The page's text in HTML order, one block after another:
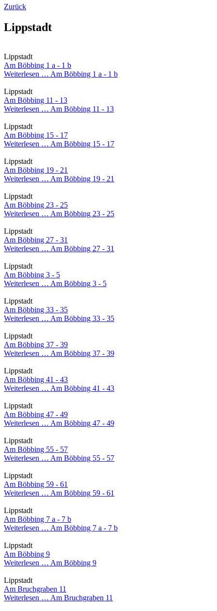
Zurück
Lippstadt
Lippstadt
Am Böbbing 1 a - 1 b
Weiterlesen … Am Böbbing 1 a - 1 b
Lippstadt
Am Böbbing 11 - 13
Weiterlesen … Am Böbbing 11 - 13
Lippstadt
Am Böbbing 15 - 17
Weiterlesen … Am Böbbing 15 - 17
Lippstadt
Am Böbbing 19 - 21
Weiterlesen … Am Böbbing 19 - 21
Lippstadt
Am Böbbing 23 - 25
Weiterlesen … Am Böbbing 23 - 25
Lippstadt
Am Böbbing 27 - 31
Weiterlesen … Am Böbbing 27 - 31
Lippstadt
Am Böbbing 3 - 5
Weiterlesen … Am Böbbing 3 - 5
Lippstadt
Am Böbbing 33 - 35
Weiterlesen … Am Böbbing 33 - 35
Lippstadt
Am Böbbing 37 - 39
Weiterlesen … Am Böbbing 37 - 39
Lippstadt
Am Böbbing 41 - 43
Weiterlesen … Am Böbbing 41 - 43
Lippstadt
Am Böbbing 47 - 49
Weiterlesen … Am Böbbing 47 - 49
Lippstadt
Am Böbbing 55 - 57
Weiterlesen … Am Böbbing 55 - 57
Lippstadt
Am Böbbing 59 - 61
Weiterlesen … Am Böbbing 59 - 61
Lippstadt
Am Böbbing 7 a - 7 b
Weiterlesen … Am Böbbing 7 a - 7 b
Lippstadt
Am Böbbing 9
Weiterlesen … Am Böbbing 9
Lippstadt
Am Bruchgraben 11
Weiterlesen … Am Bruchgraben 11